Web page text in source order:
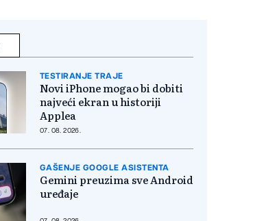
TESTIRANJE TRAJE
Novi iPhone mogao bi dobiti
najveći ekran u historiji
Applea
07. 08. 2026.
GAŠENJE GOOGLE ASISTENTA
Gemini preuzima sve Android
uređaje